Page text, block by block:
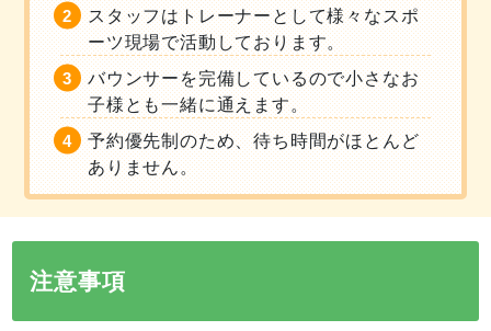
スタッフはトレーナーとして様々なスポ
ーツ現場で活動しております。
バウンサーを完備しているので小さなお
子様とも一緒に通えます。
予約優先制のため、待ち時間がほとんど
ありません。
注意事項